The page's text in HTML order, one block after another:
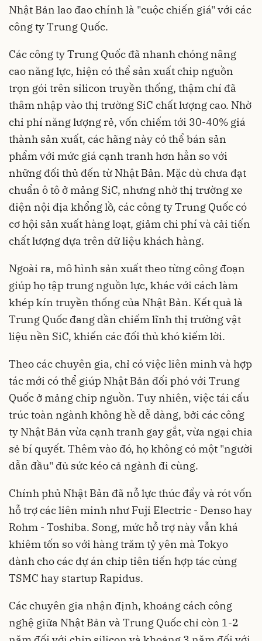
Nhật Bản lao đao chính là "cuộc chiến giá" với các
công ty Trung Quốc.
Các công ty Trung Quốc đã nhanh chóng nâng
cao năng lực, hiện có thể sản xuất chip nguồn
trọn gói trên silicon truyền thống, thậm chí đã
thâm nhập vào thị trường SiC chất lượng cao. Nhờ
chi phí năng lượng rẻ, vốn chiếm tới 30-40% giá
thành sản xuất, các hãng này có thể bán sản
phẩm với mức giá cạnh tranh hơn hẳn so với
những đối thủ đến từ Nhật Bản. Mặc dù chưa đạt
chuẩn ô tô ở mảng SiC, nhưng nhờ thị trường xe
điện nội địa khổng lồ, các công ty Trung Quốc có
cơ hội sản xuất hàng loạt, giảm chi phí và cải tiến
chất lượng dựa trên dữ liệu khách hàng.
Ngoài ra, mô hình sản xuất theo từng công đoạn
giúp họ tập trung nguồn lực, khác với cách làm
khép kín truyền thống của Nhật Bản. Kết quả là
Trung Quốc đang dần chiếm lĩnh thị trường vật
liệu nền SiC, khiến các đối thủ khó kiếm lời.
Theo các chuyên gia, chỉ có việc liên minh và hợp
tác mới có thể giúp Nhật Bản đối phó với Trung
Quốc ở mảng chip nguồn. Tuy nhiên, việc tái cấu
trúc toàn ngành không hề dễ dàng, bởi các công
ty Nhật Bản vừa cạnh tranh gay gắt, vừa ngại chia
sẻ bí quyết. Thêm vào đó, họ không có một "người
dẫn đầu" đủ sức kéo cả ngành đi cùng.
Chính phủ Nhật Bản đã nỗ lực thúc đẩy và rót vốn
hỗ trợ các liên minh như Fuji Electric - Denso hay
Rohm - Toshiba. Song, mức hỗ trợ này vẫn khá
khiêm tốn so với hàng trăm tỷ yên mà Tokyo
dành cho các dự án chip tiên tiến hợp tác cùng
TSMC hay startup Rapidus.
Các chuyên gia nhận định, khoảng cách công
nghệ giữa Nhật Bản và Trung Quốc chỉ còn 1-2